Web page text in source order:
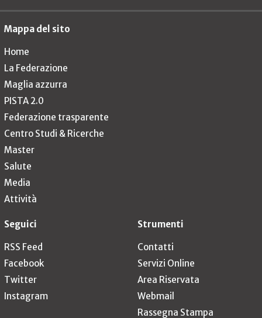
Mappa del sito
Home
La Federazione
Maglia azzurra
PISTA 2.0
Federazione trasparente
Centro Studi & Ricerche
Master
Salute
Media
Attività
Seguici
RSS Feed
Facebook
Twitter
Instagram
Strumenti
Contatti
Servizi Online
Area Riservata
Webmail
Rassegna Stampa